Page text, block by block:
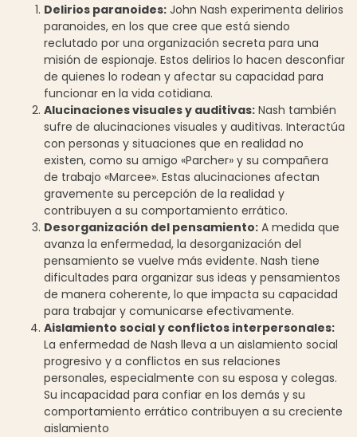
Delirios paranoides: John Nash experimenta delirios
paranoides, en los que cree que está siendo
reclutado por una organización secreta para una
misión de espionaje. Estos delirios lo hacen desconfiar
de quienes lo rodean y afectar su capacidad para
funcionar en la vida cotidiana.
Alucinaciones visuales y auditivas: Nash también
sufre de alucinaciones visuales y auditivas. Interactúa
con personas y situaciones que en realidad no
existen, como su amigo «Parcher» y su compañera
de trabajo «Marcee». Estas alucinaciones afectan
gravemente su percepción de la realidad y
contribuyen a su comportamiento errático.
Desorganización del pensamiento: A medida que
avanza la enfermedad, la desorganización del
pensamiento se vuelve más evidente. Nash tiene
dificultades para organizar sus ideas y pensamientos
de manera coherente, lo que impacta su capacidad
para trabajar y comunicarse efectivamente.
Aislamiento social y conflictos interpersonales:
La enfermedad de Nash lleva a un aislamiento social
progresivo y a conflictos en sus relaciones
personales, especialmente con su esposa y colegas.
Su incapacidad para confiar en los demás y su
comportamiento errático contribuyen a su creciente
aislamiento